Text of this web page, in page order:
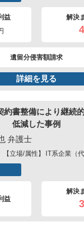
益 解決
4
遺留分侵害額請求
詳細を見る
約書整備により継続
低減した事例
弁護士
【立場/属性】 IT系企業（
益
解決
3